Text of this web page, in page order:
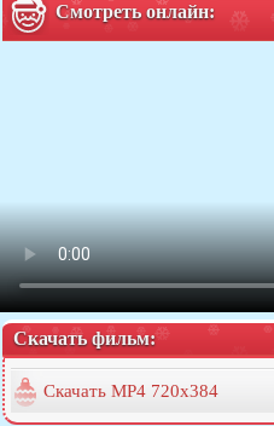
Смотреть онлайн:
Скачать фильм:
Скачать MP4 720x384